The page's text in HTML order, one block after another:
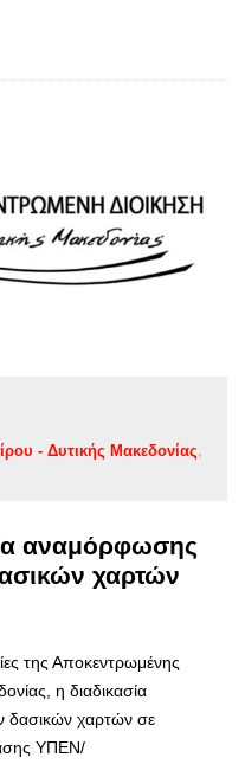
- Δυτικής Μακεδονίας
αναμόρφωσης
χαρτών
της Αποκεντρωμένης
η διαδικασία
δασικών χαρτών σε
ΥΠΕΝ/